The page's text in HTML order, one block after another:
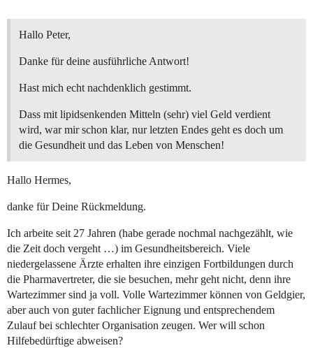
Hallo Peter,
Danke für deine ausführliche Antwort!
Hast mich echt nachdenklich gestimmt.
Dass mit lipidsenkenden Mitteln (sehr) viel Geld verdient
wird, war mir schon klar, nur letzten Endes geht es doch um
die Gesundheit und das Leben von Menschen!
Hallo Hermes,
danke für Deine Rückmeldung.
Ich arbeite seit 27 Jahren (habe gerade nochmal nachgezählt, wie
die Zeit doch vergeht …) im Gesundheitsbereich. Viele
niedergelassene Ärzte erhalten ihre einzigen Fortbildungen durch
die Pharmavertreter, die sie besuchen, mehr geht nicht, denn ihre
Wartezimmer sind ja voll. Volle Wartezimmer können von Geldgier,
aber auch von guter fachlicher Eignung und entsprechendem
Zulauf bei schlechter Organisation zeugen. Wer will schon
Hilfebedürftige abweisen?